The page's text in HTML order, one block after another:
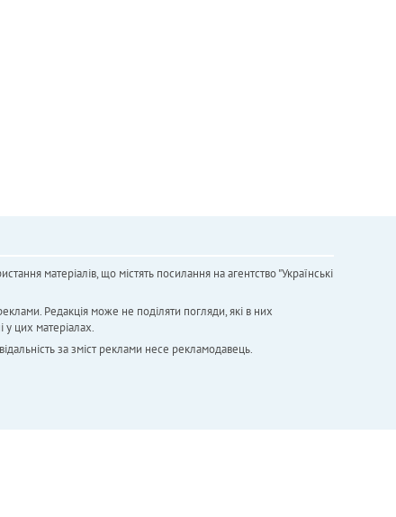
матеріалів, що містять посилання на агентство "Українськi
Редакція може не поділяти погляди, які в них
цих матеріалах.
за зміст реклами несе рекламодавець.